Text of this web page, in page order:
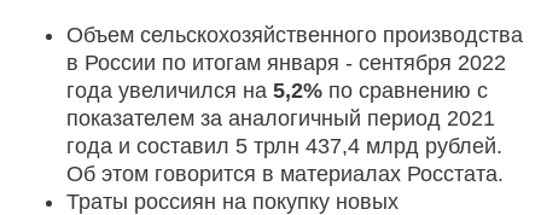
Объем сельскохозяйственного производства
в России по итогам января - сентября 2022
года увеличился на 5,2% по сравнению с
показателем за аналогичный период 2021
года и составил 5 трлн 437,4 млрд рублей.
Об этом говорится в материалах Росстата.
Траты россиян на покупку новых